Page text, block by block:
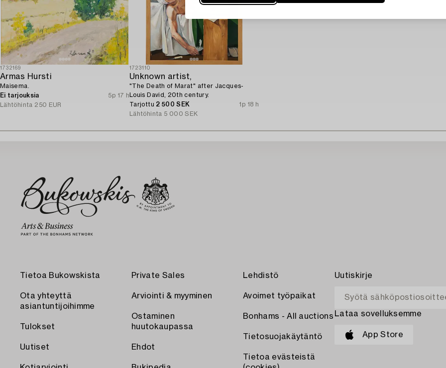
1732169
Armas Hursti
Maisema.
Ei tarjouksia
5p 17 h
Lähtöhinta 250 EUR
1723110
Unknown artist,
"The Death of Marat" after Jacques-
Louis David, 20th century.
Tarjottu 2 500 SEK
1p 18 h
Lähtöhinta 5 000 SEK
Tietoa Bukowskista
Ota yhteyttä
asiantuntijoihimme
Tulokset
Uutiset
Private Sales
Arviointi & myyminen
Ostaminen
huutokaupassa
Ehdot
Lehdistö
Avoimet työpaikat
Bonhams - All auctions
Tietosuojakäytäntö
Tietoa evästeistä
Uutiskirje
Lataa sovelluksemme
App Store